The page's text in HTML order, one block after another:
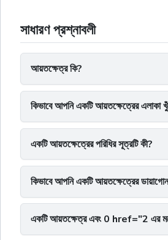
সাধারণ প্রশ্নাবলী
আয়তক্ষেত্র কি?
কিভাবে আপনি একটি আয়তক্ষেত্রের এলাকা
একটি আয়তক্ষেত্রের পরিধির সূত্রটি কী?
কিভাবে আপনি একটি আয়তক্ষেত্রের
একটি আয়তক্ষেত্র এবং 0 href="2 এর